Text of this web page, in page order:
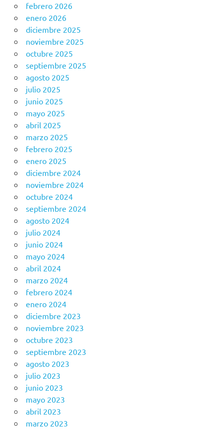
febrero 2026
enero 2026
diciembre 2025
noviembre 2025
octubre 2025
septiembre 2025
agosto 2025
julio 2025
junio 2025
mayo 2025
abril 2025
marzo 2025
febrero 2025
enero 2025
diciembre 2024
noviembre 2024
octubre 2024
septiembre 2024
agosto 2024
julio 2024
junio 2024
mayo 2024
abril 2024
marzo 2024
febrero 2024
enero 2024
diciembre 2023
noviembre 2023
octubre 2023
septiembre 2023
agosto 2023
julio 2023
junio 2023
mayo 2023
abril 2023
marzo 2023